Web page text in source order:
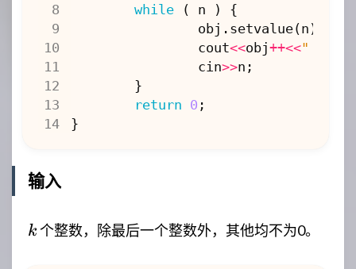
14
while
( n )
{
obj . setvalue(n );
cout<<obj++<<" "
cin>>n ;
}
return 0 ;
}
输入
k
k个整数，除最后一个整数外，其他均不为0。